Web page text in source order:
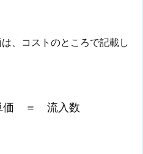
、コストのところで記載し
価 ＝ 流入数